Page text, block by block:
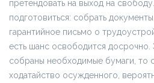
претендовать на выход на
подготовиться: собрать
гарантийное письмо о
есть шанс освободится досрочно.
собраны необходимые бумаги, то
ходатайство осужденного,